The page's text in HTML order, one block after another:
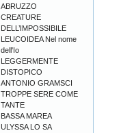
ABRUZZO
CREATURE
DELL’IMPOSSIBILE
LEUCOIDEA Nel nome
dell'Io
LEGGERMENTE
DISTOPICO
ANTONIO GRAMSCI
TROPPE SERE COME
TANTE
BASSA MAREA
ULYSSA LO SA